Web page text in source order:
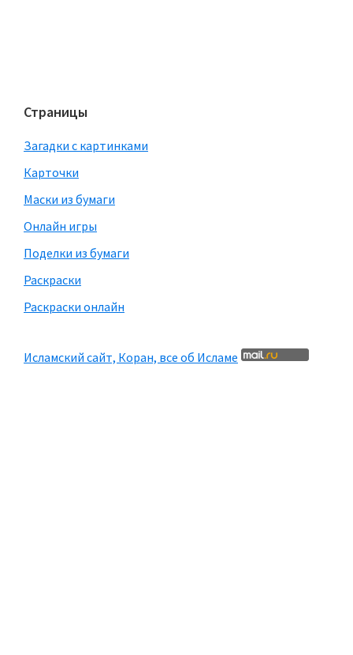
Страницы
Загадки с картинками
Карточки
Маски из бумаги
Онлайн игры
Поделки из бумаги
Раскраски
Раскраски онлайн
Исламский сайт, Коран, все об Исламе